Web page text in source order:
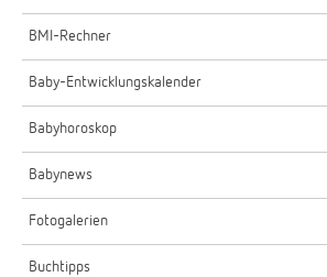
BMI-Rechner
Baby-Entwicklungskalender
Babyhoroskop
Babynews
Fotogalerien
Buchtipps